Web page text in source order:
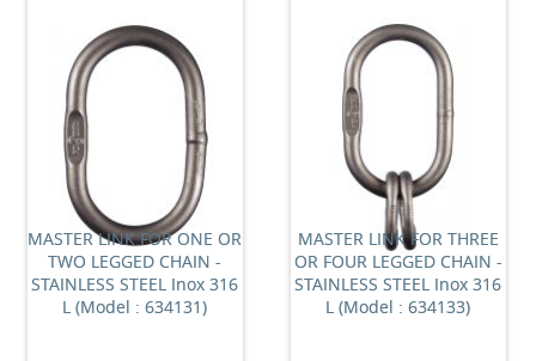
MASTER LINK FOR ONE OR
TWO LEGGED CHAIN -
STAINLESS STEEL Inox 316
L (Model : 634131)
MASTER LINK FOR THREE
OR FOUR LEGGED CHAIN -
STAINLESS STEEL Inox 316
L (Model : 634133)